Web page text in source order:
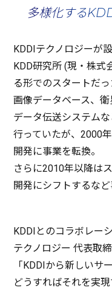
多様化する
KDDIテクノロジーが
KDD研究所 (現・株式
る形でのスタートだっ
画像データベース、衛
データ伝送システム
行っていたが、2000
開発に事業を転換。
さらに2010年以降は
開発にシフトするなど
KDDIとのコラボレー
テクノロジー 代表取
「KDDIから新しいサ
どうすればそれを実現